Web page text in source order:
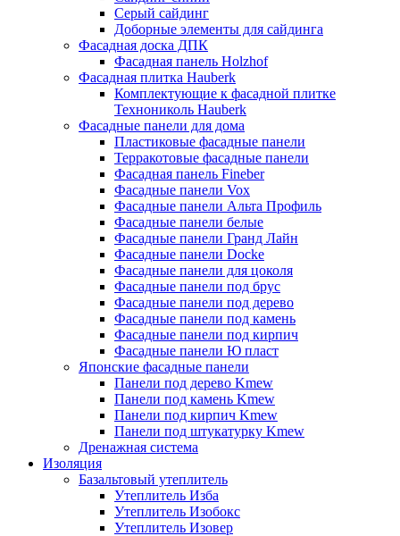
Серый сайдинг
Доборные элементы для сайдинга
Фасадная доска ДПК
Фасадная панель Holzhof
Фасадная плитка Hauberk
Комплектующие к фасадной плитке
Технониколь Hauberk
Фасадные панели для дома
Пластиковые фасадные панели
Терракотовые фасадные панели
Фасадная панель Fineber
Фасадные панели Vox
Фасадные панели Альта Профиль
Фасадные панели белые
Фасадные панели Гранд Лайн
Фасадные панели Docke
Фасадные панели для цоколя
Фасадные панели под брус
Фасадные панели под дерево
Фасадные панели под камень
Фасадные панели под кирпич
Фасадные панели Ю пласт
Японские фасадные панели
Панели под дерево Kmew
Панели под камень Kmew
Панели под кирпич Kmew
Панели под штукатурку Kmew
Дренажная система
Изоляция
Базальтовый утеплитель
Утеплитель Изба
Утеплитель Изобокс
Утеплитель Изовер